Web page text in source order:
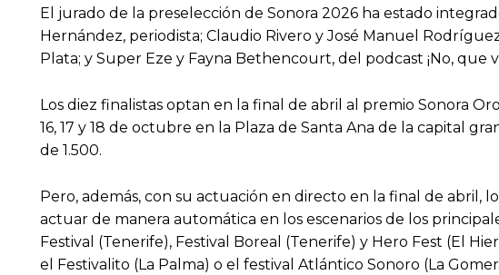
El jurado de la preselección de Sonora 2026 ha estado
Hernández, periodista; Claudio Rivero y José Manuel
Plata; y Super Eze y Fayna Bethencourt, del podcast ¡No, que
Los diez finalistas optan en la final de abril al premio Sonora
16, 17 y 18 de octubre en la Plaza de Santa Ana de la capital
de 1.500.
Pero, además, con su actuación en directo en la final de abril,
actuar de manera automática en los escenarios de los
Festival (Tenerife), Festival Boreal (Tenerife) y Hero Fest (El
el Festivalito (La Palma) o el festival Atlántico Sonoro (La